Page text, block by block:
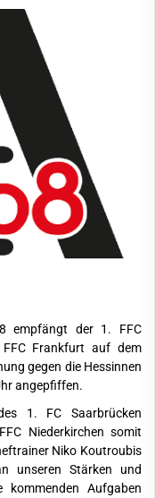
empfängt der 1. FFC
Frankfurt auf dem
gegen die Hessinnen
angepfiffen.
1. FC Saarbrücken
Niederkirchen somit
Niko Koutroubis
unseren Stärken und
Aufgaben